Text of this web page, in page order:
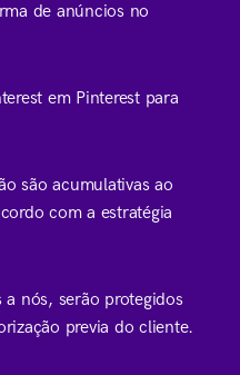
de anúncios no
em Pinterest para
são acumulativas ao
com a estratégia
a nós, serão protegidos
previa do cliente.